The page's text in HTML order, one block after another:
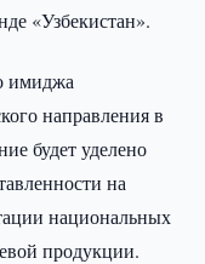
«Узбекистан».
имиджа
направления в
будет уделено
на
национальных
продукции.